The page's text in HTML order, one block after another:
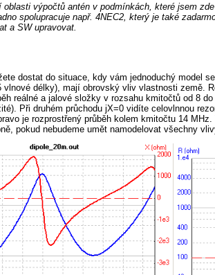
výpočtů antén v podmínkách, které jsem
spolupracuje např. 4NEC2, který je také
a SW upravovat.
dostat do situace, kdy vám jednoduchý model
délky), mají obrovský vliv vlastnosti
reálné a jalové složky v rozsahu kmitočtů od 8
Při druhém průchodu jX=0 vidíte celovlnnou
je rozprostřený průběh kolem kmitočtu 14
pokud nebudeme umět namodelovat všechny